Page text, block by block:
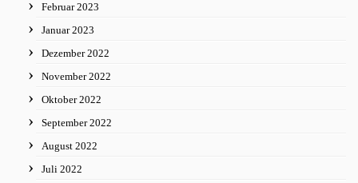
Februar 2023
Januar 2023
Dezember 2022
November 2022
Oktober 2022
September 2022
August 2022
Juli 2022